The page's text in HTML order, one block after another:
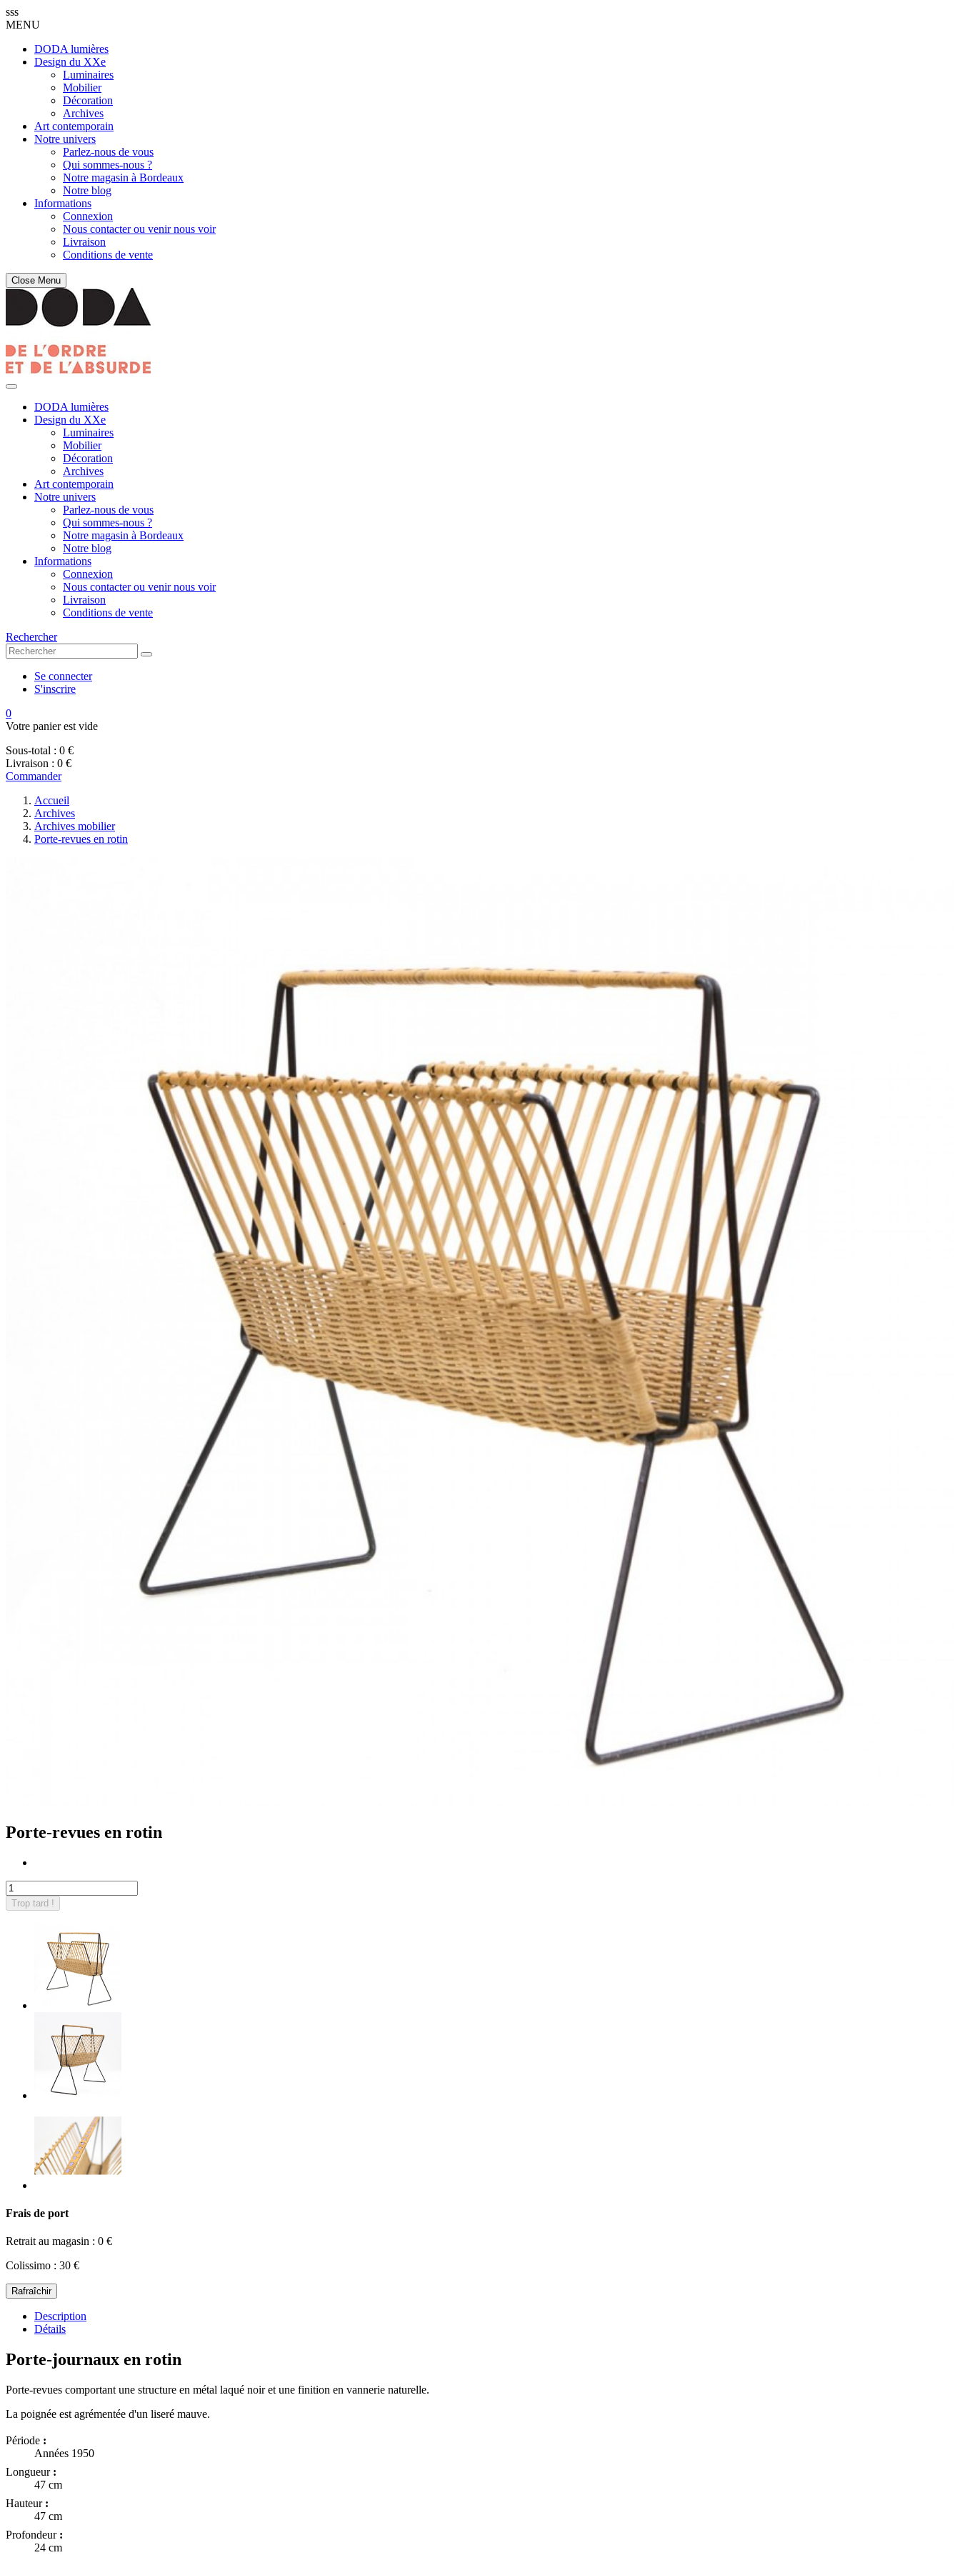
sss
MENU
DODA lumières
Design du XXe
Luminaires
Mobilier
Décoration
Archives
Art contemporain
Notre univers
Parlez-nous de vous
Qui sommes-nous ?
Notre magasin à Bordeaux
Notre blog
Informations
Connexion
Nous contacter ou venir nous voir
Livraison
Conditions de vente
Close Menu
DODA lumières
Design du XXe
Luminaires
Mobilier
Décoration
Archives
Art contemporain
Notre univers
Parlez-nous de vous
Qui sommes-nous ?
Notre magasin à Bordeaux
Notre blog
Informations
Connexion
Nous contacter ou venir nous voir
Livraison
Conditions de vente
Rechercher
Se connecter
S'inscrire
0
Votre panier est vide
Sous-total : 0 €
Livraison : 0 €
Commander
Accueil
Archives
Archives mobilier
Porte-revues en rotin
Porte-revues en rotin
Trop tard !
Frais de port
Retrait au magasin : 0 €
Colissimo : 30 €
Description
Détails
Porte-journaux en rotin
Porte-revues comportant une structure en métal laqué noir et une finition en vannerie naturelle.
La poignée est agrémentée d'un liseré mauve.
Période :
Années 1950
Longueur :
47 cm
Hauteur :
47 cm
Profondeur :
24 cm